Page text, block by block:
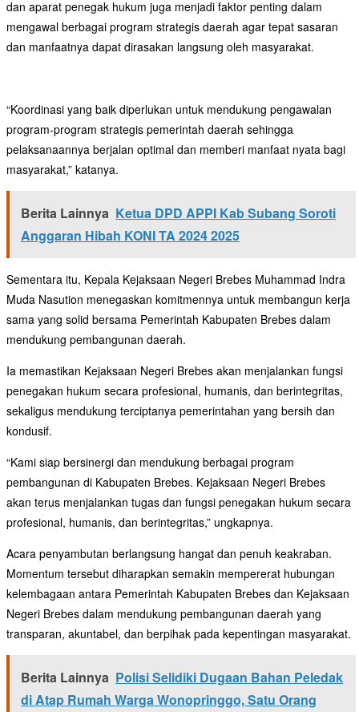
dan aparat penegak hukum juga menjadi faktor penting dalam
mengawal berbagai program strategis daerah agar tepat sasaran
dan manfaatnya dapat dirasakan langsung oleh masyarakat.
“Koordinasi yang baik diperlukan untuk mendukung pengawalan
program-program strategis pemerintah daerah sehingga
pelaksanaannya berjalan optimal dan memberi manfaat nyata bagi
masyarakat,” katanya.
Berita Lainnya Ketua DPD APPI Kab Subang Soroti
Anggaran Hibah KONI TA 2024 2025
Sementara itu, Kepala Kejaksaan Negeri Brebes Muhammad Indra
Muda Nasution menegaskan komitmennya untuk membangun kerja
sama yang solid bersama Pemerintah Kabupaten Brebes dalam
mendukung pembangunan daerah.
Ia memastikan Kejaksaan Negeri Brebes akan menjalankan fungsi
penegakan hukum secara profesional, humanis, dan berintegritas,
sekaligus mendukung terciptanya pemerintahan yang bersih dan
kondusif.
“Kami siap bersinergi dan mendukung berbagai program
pembangunan di Kabupaten Brebes. Kejaksaan Negeri Brebes
akan terus menjalankan tugas dan fungsi penegakan hukum secara
profesional, humanis, dan berintegritas,” ungkapnya.
Acara penyambutan berlangsung hangat dan penuh keakraban.
Momentum tersebut diharapkan semakin mempererat hubungan
kelembagaan antara Pemerintah Kabupaten Brebes dan Kejaksaan
Negeri Brebes dalam mendukung pembangunan daerah yang
transparan, akuntabel, dan berpihak pada kepentingan masyarakat.
Berita Lainnya Polisi Selidiki Dugaan Bahan Peledak
di Atap Rumah Warga Wonopringgo, Satu Orang